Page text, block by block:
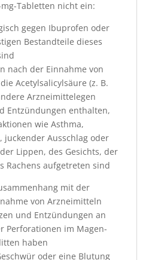
Tabletten nicht ein:
gegen Ibuprofen oder
Bestandteile dieses
nach der Einnahme von
Acetylsalicylsäure (z. B.
Arzneimittelegen
Entzündungen enthalten,
wie Asthma,
juckender Ausschlag oder
Lippen, des Gesichts, der
Rachens aufgetreten sind
mit der
von Arzneimitteln
und Entzündungen an
Perforationen im Magen-
haben
oder eine Blutung